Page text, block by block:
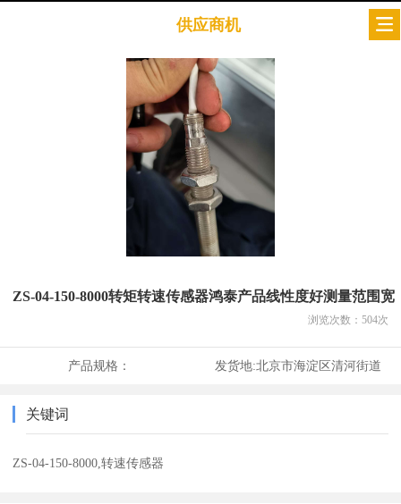
供应商机
ZS-04-150-8000转矩转速传感器鸿泰产品线性度好测量范围宽
浏览次数： 504次
产品规格： 发货地:北京市海淀区清河街道
关键词
ZS-04-150-8000,转速传感器